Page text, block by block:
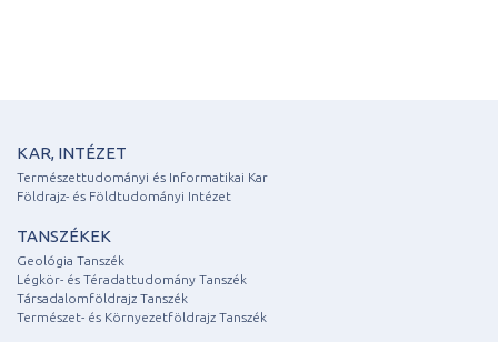
KAR, INTÉZET
Természettudományi és Informatikai Kar
Földrajz- és Földtudományi Intézet
TANSZÉKEK
Geológia Tanszék
Légkör- és Téradattudomány Tanszék
Társadalomföldrajz Tanszék
Természet- és Környezetföldrajz Tanszék